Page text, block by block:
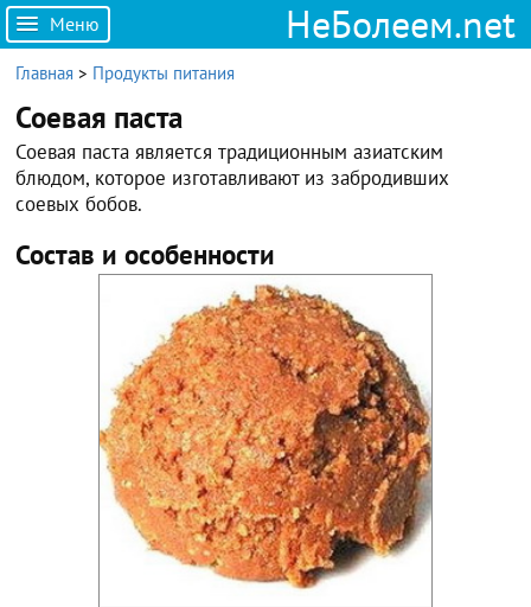
Меню НеБолеем.net
Главная > Продукты питания
Соевая паста
Соевая паста является традиционным азиатским
блюдом, которое изготавливают из забродивших
соевых бобов.
Состав и особенности